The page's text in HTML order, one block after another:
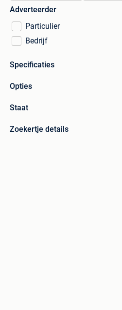
Adverteerder
Particulier
Bedrijf
Specificaties
Opties
Staat
Zoekertje details